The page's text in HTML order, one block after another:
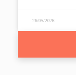
26/05/2026